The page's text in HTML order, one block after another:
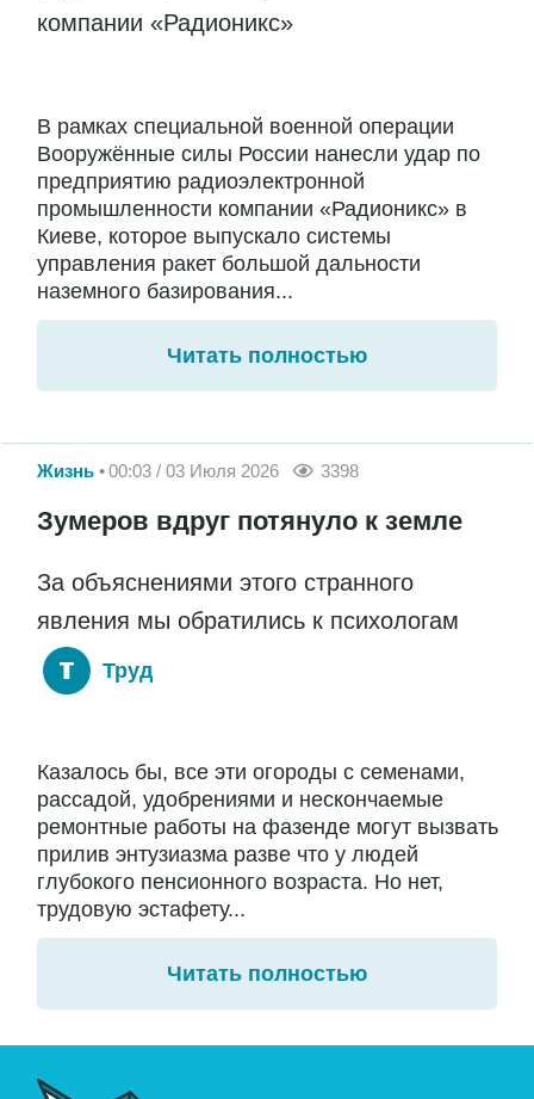
компании «Радионикс»
В рамках специальной военной операции
Вооружённые силы России нанесли удар по
предприятию радиоэлектронной
промышленности компании «Радионикс» в
Киеве, которое выпускало системы
управления ракет большой дальности
наземного базирования...
Читать полностью
Жизнь 00:03 / 03 Июля 2026 3398
Зумеров вдруг потянуло к земле
За объяснениями этого странного
явления мы обратились к психологам
Труд
Казалось бы, все эти огороды с семенами,
рассадой, удобрениями и нескончаемые
ремонтные работы на фазенде могут вызвать
прилив энтузиазма разве что у людей
глубокого пенсионного возраста. Но нет,
трудовую эстафету...
Читать полностью